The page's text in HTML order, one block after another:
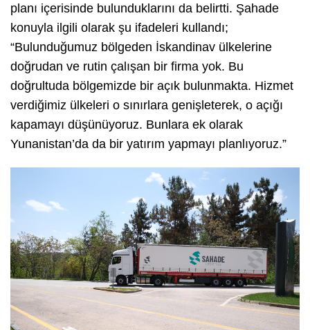
planı içerisinde bulunduklarını da belirtti. Şahade
konuyla ilgili olarak şu ifadeleri kullandı;
“Bulunduğumuz bölgeden İskandinav ülkelerine
doğrudan ve rutin çalışan bir firma yok. Bu
doğrultuda bölgemizde bir açık bulunmakta. Hizmet
verdiğimiz ülkeleri o sınırlara genişleterek, o açığı
kapamayı düşünüyoruz. Bunlara ek olarak
Yunanistan’da da bir yatırım yapmayı planlıyoruz.”